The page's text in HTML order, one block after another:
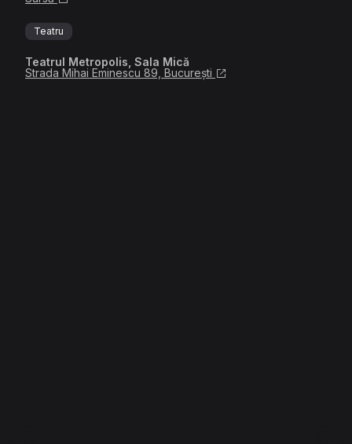
Teatru
Teatrul Metropolis, Sala Mică
Strada Mihai Eminescu 89, București